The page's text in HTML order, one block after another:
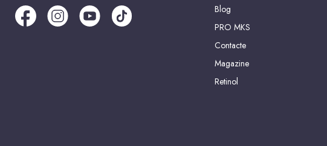
Blog
PRO MKS
Contacte
Magazine
Retinol